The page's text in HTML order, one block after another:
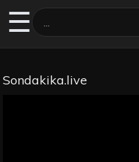
☰
Sondakika.live